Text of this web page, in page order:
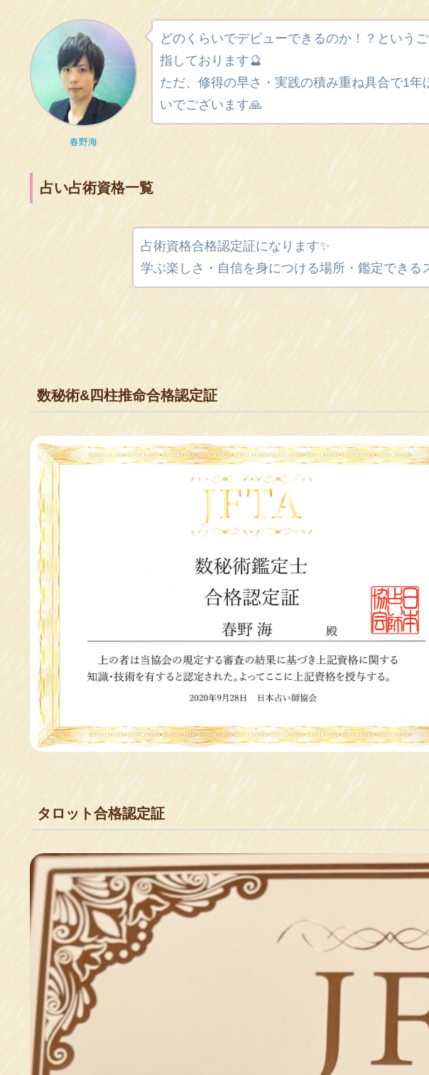
春野海
どのくらいでデビューできるのか！？という
指しております🔮
ただ、修得の早さ・実践の積み重ね具合で1
いでございます🙏
占い占術資格一覧
占術資格合格認定証になります✨
学ぶ楽しさ・自信を身につける場所・鑑定でき
数秘術&四柱推命合格認定証
タロット合格認定証